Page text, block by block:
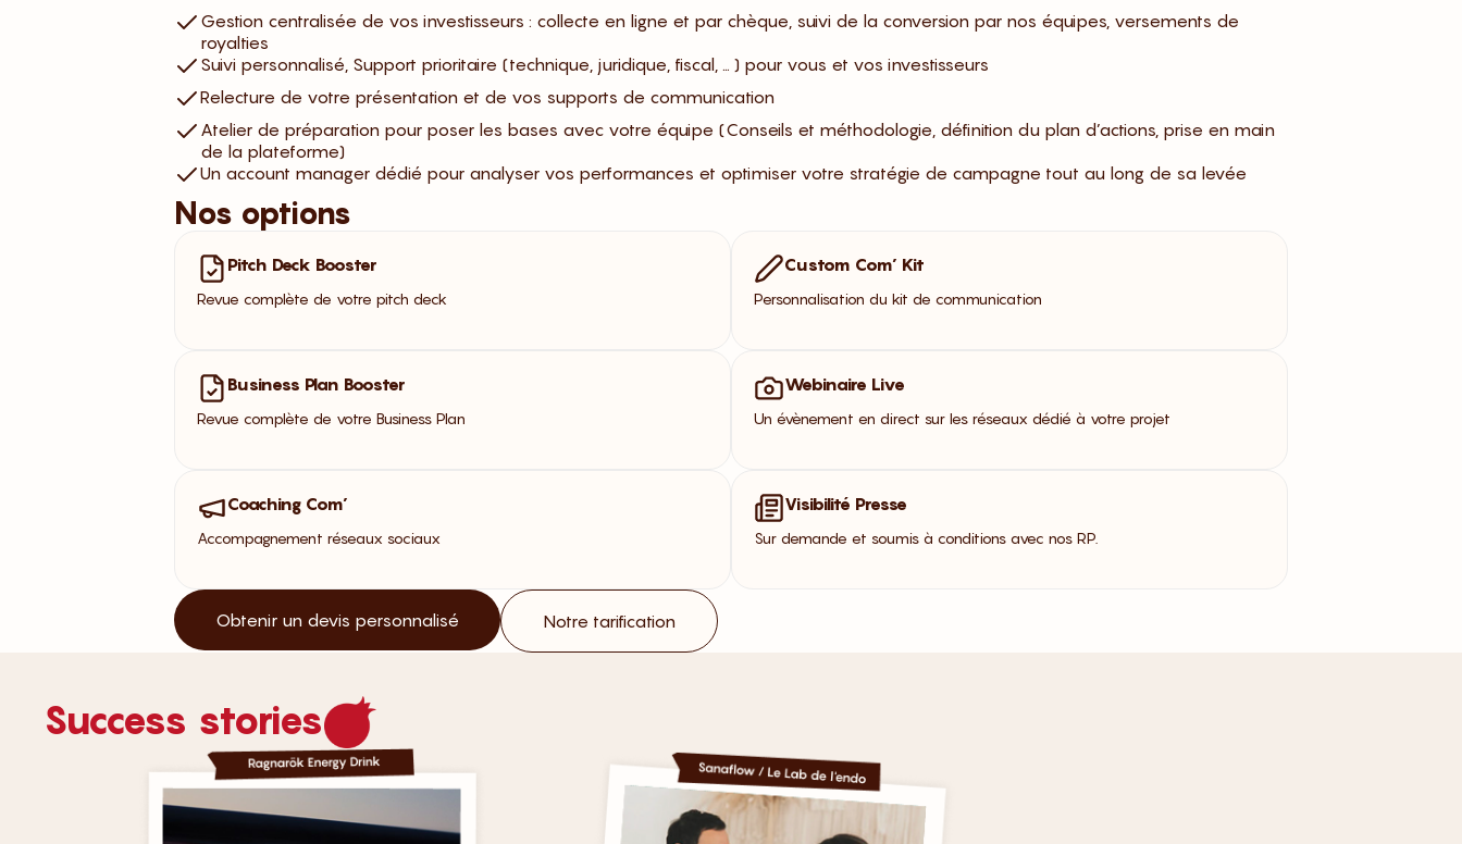
Gestion centralisée de vos investisseurs : collecte en ligne et par chèque, suivi de la conversion par nos équipes, versements de
royalties
Suivi personnalisé, Support prioritaire (technique, juridique, fiscal, … ) pour vous et vos investisseurs
Relecture de votre présentation et de vos supports de communication
Atelier de préparation pour poser les bases avec votre équipe (Conseils et méthodologie, définition du plan d’actions, prise en main
de la plateforme)
Un account manager dédié pour analyser vos performances et optimiser votre stratégie de campagne tout au long de sa levée
Nos options
Pitch Deck Booster
Revue complète de votre pitch deck
Business Plan Booster
Revue complète de votre Business Plan
Coaching Com’
Accompagnement réseaux sociaux
Custom Com’ Kit
Personnalisation du kit de communication
Webinaire Live
Un évènement en direct sur les réseaux dédié à votre projet
Visibilité Presse
Sur demande et soumis à conditions avec nos RP.
Notre tarification
Obtenir un devis personnalisé
Success stories